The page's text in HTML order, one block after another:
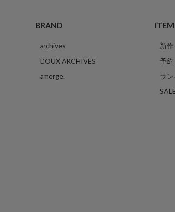
BRAND
archives
DOUX ARCHIVES
amerge.
ITEM
新作
予約
ラ
SALE